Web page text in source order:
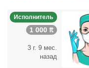
Исполнитель
1 000 ₶
3 г. 9 мес.
назад